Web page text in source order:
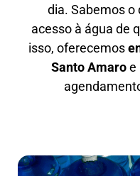
dia. Sabemos
acesso à água de
isso, oferecemos
Santo Amaroe